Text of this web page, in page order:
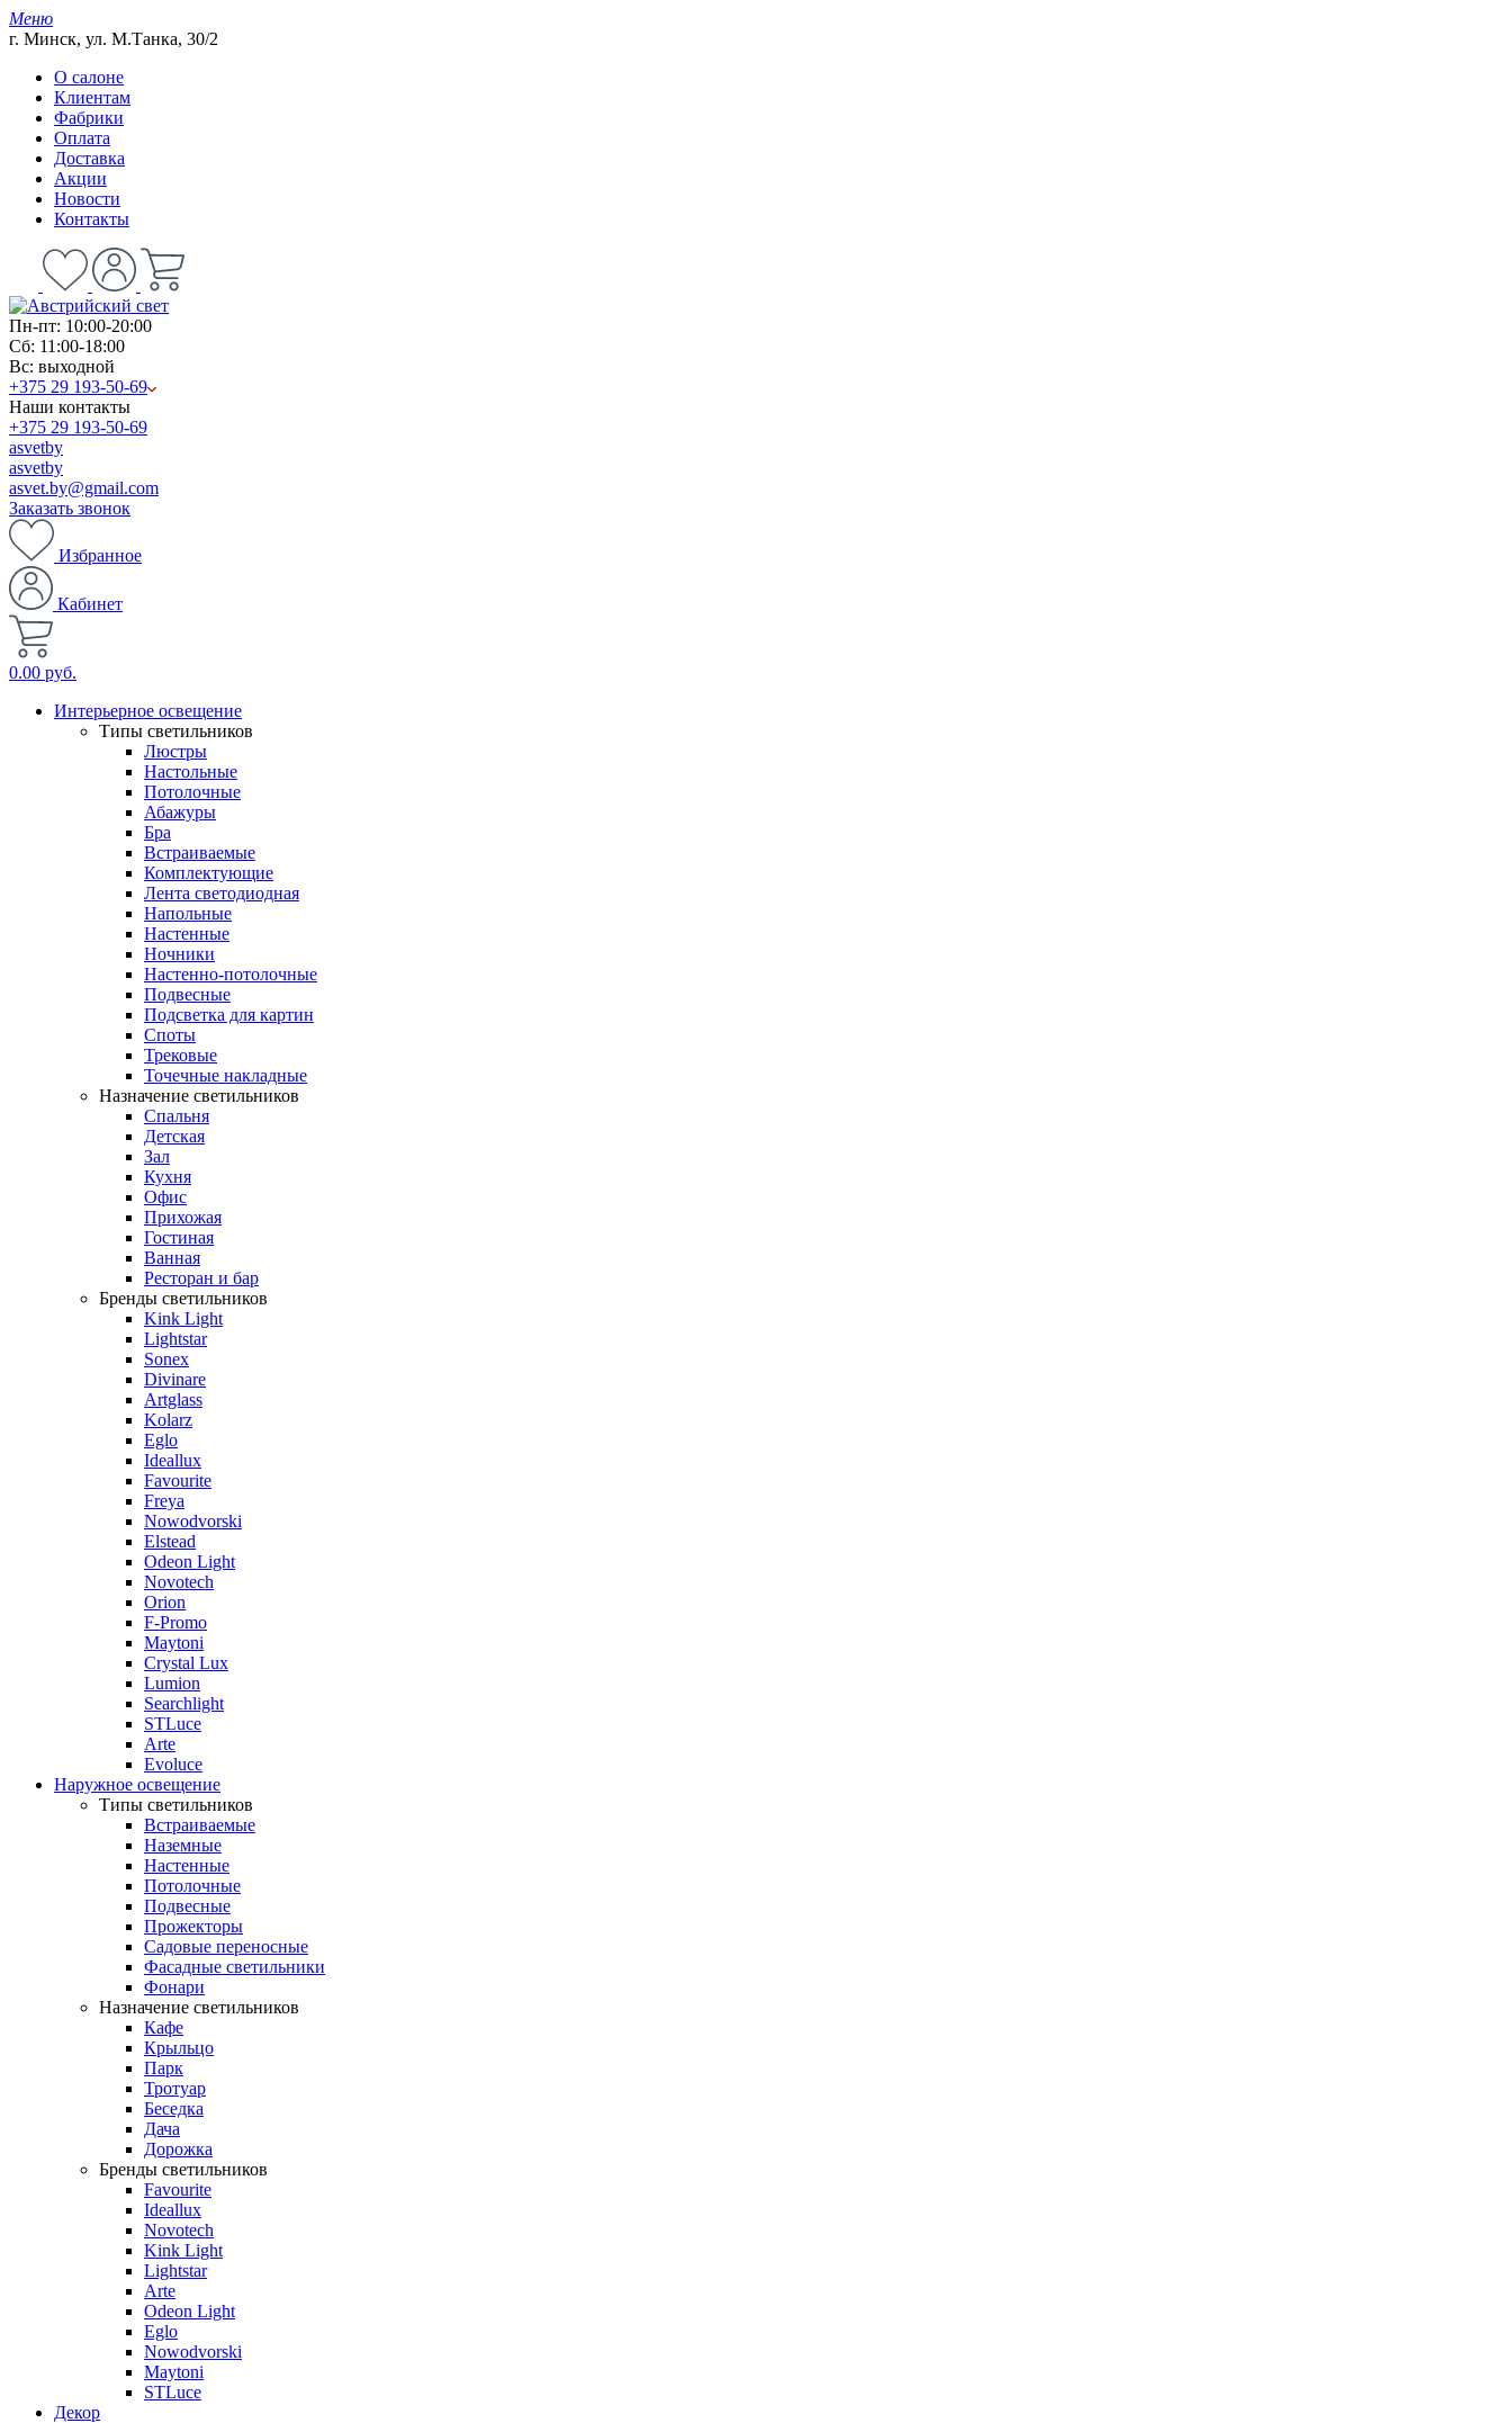
Меню
г. Минск, ул. М.Танка, 30/2
О салоне
Клиентам
Фабрики
Оплата
Доставка
Акции
Новости
Контакты
Пн-пт: 10:00-20:00
Сб: 11:00-18:00
Вс: выходной
+375 29 193-50-69
Наши контакты
+375 29 193-50-69
asvetby
asvetby
asvet.by@gmail.com
Заказать звонок
Избранное
Кабинет
0.00 руб.
Интерьерное освещение
Типы светильников
Люстры
Настольные
Потолочные
Абажуры
Бра
Встраиваемые
Комплектующие
Лента светодиодная
Напольные
Настенные
Ночники
Настенно-потолочные
Подвесные
Подсветка для картин
Споты
Трековые
Точечные накладные
Назначение светильников
Спальня
Детская
Зал
Кухня
Офис
Прихожая
Гостиная
Ванная
Ресторан и бар
Бренды светильников
Kink Light
Lightstar
Sonex
Divinare
Artglass
Kolarz
Eglo
Ideallux
Favourite
Freya
Nowodvorski
Elstead
Odeon Light
Novotech
Orion
F-Promo
Maytoni
Crystal Lux
Lumion
Searchlight
STLuce
Arte
Evoluce
Наружное освещение
Типы светильников
Встраиваемые
Наземные
Настенные
Потолочные
Подвесные
Прожекторы
Садовые переносные
Фасадные светильники
Фонари
Назначение светильников
Кафе
Крыльцо
Парк
Тротуар
Беседка
Дача
Дорожка
Бренды светильников
Favourite
Ideallux
Novotech
Kink Light
Lightstar
Arte
Odeon Light
Eglo
Nowodvorski
Maytoni
STLuce
Декор